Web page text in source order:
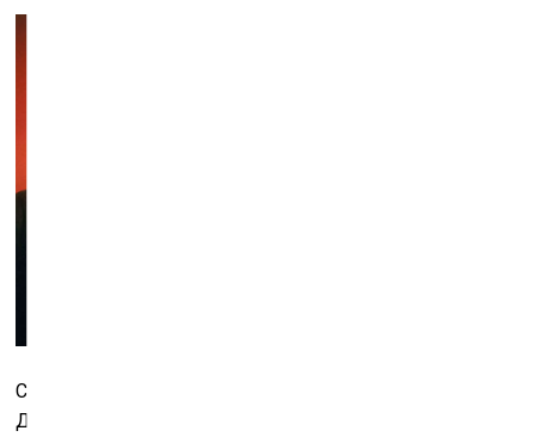
Сначала
Далее (как гласит легенда) отправил его в некую